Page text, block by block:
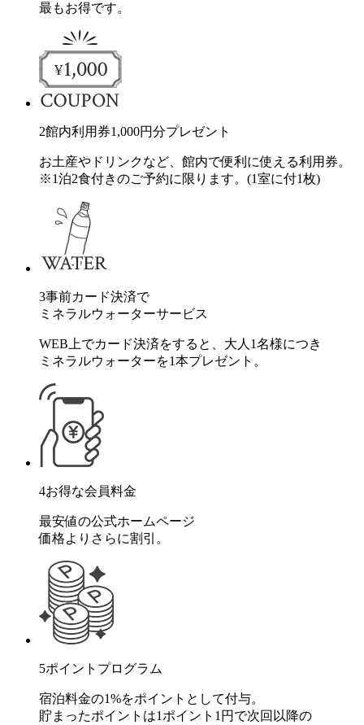
最もお得です。
2館内利用券1,000円分プレゼント
お土産やドリンクなど、館内で便利に使える利用券。
※1泊2食付きのご予約に限ります。(1室に付1枚)
3事前カード決済で
ミネラルウォーターサービス
WEB上でカード決済をすると、大人1名様につき
ミネラルウォーターを1本プレゼント。
4お得な会員料金
最安値の公式ホームページ
価格よりさらに割引。
5ポイントプログラム
宿泊料金の1%をポイントとして付与。
貯まったポイントは1ポイント1円で次回以降の